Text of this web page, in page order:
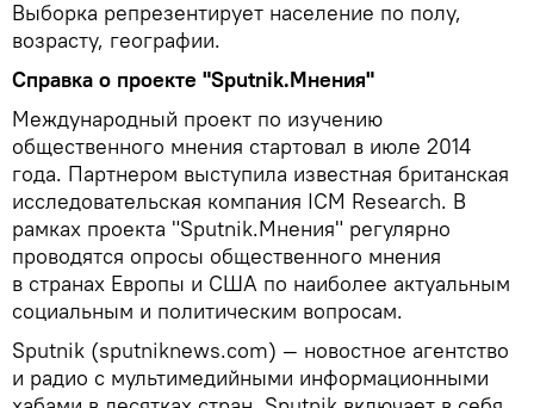
Выборка репрезентирует население по полу,
возрасту, географии.
Справка о проекте "Sputnik.Мнения"
Международный проект по изучению
общественного мнения стартовал в июле 2014
года. Партнером выступила известная британская
исследовательская компания ICM Research. В
рамках проекта "Sputnik.Мнения" регулярно
проводятся опросы общественного мнения
в странах Европы и США по наиболее актуальным
социальным и политическим вопросам.
Sputnik (sputniknews.com) — новостное агентство
и радио с мультимедийными информационными